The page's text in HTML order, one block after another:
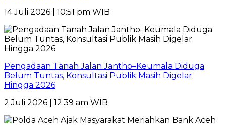
14 Juli 2026 | 10:51 pm WIB
Pengadaan Tanah Jalan Jantho–Keumala Diduga
Belum Tuntas, Konsultasi Publik Masih Digelar
Hingga 2026
2 Juli 2026 | 12:39 am WIB